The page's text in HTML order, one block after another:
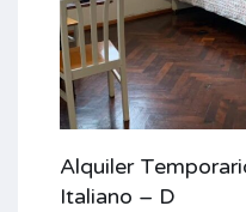
Alquiler
Italiano – D